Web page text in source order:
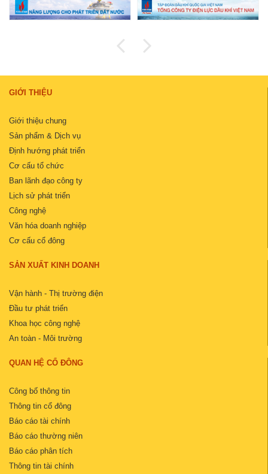
GIỚI THIỆU
Giới thiệu chung
Sản phẩm & Dịch vụ
Định hướng phát triển
Cơ cấu tổ chức
Ban lãnh đạo công ty
Lịch sử phát triển
Công nghệ
Văn hóa doanh nghiệp
Cơ cấu cổ đông
SẢN XUẤT KINH DOANH
Vận hành - Thị trường điện
Đầu tư phát triển
Khoa học công nghệ
An toàn - Môi trường
QUAN HỆ CỔ ĐÔNG
Công bố thông tin
Thông tin cổ đông
Báo cáo tài chính
Báo cáo thường niên
Báo cáo phân tích
Thông tin tài chính